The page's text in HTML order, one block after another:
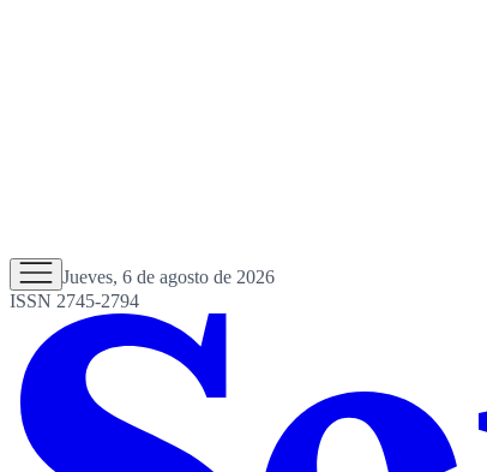
Jueves, 6 de agosto de 2026
ISSN 2745-2794